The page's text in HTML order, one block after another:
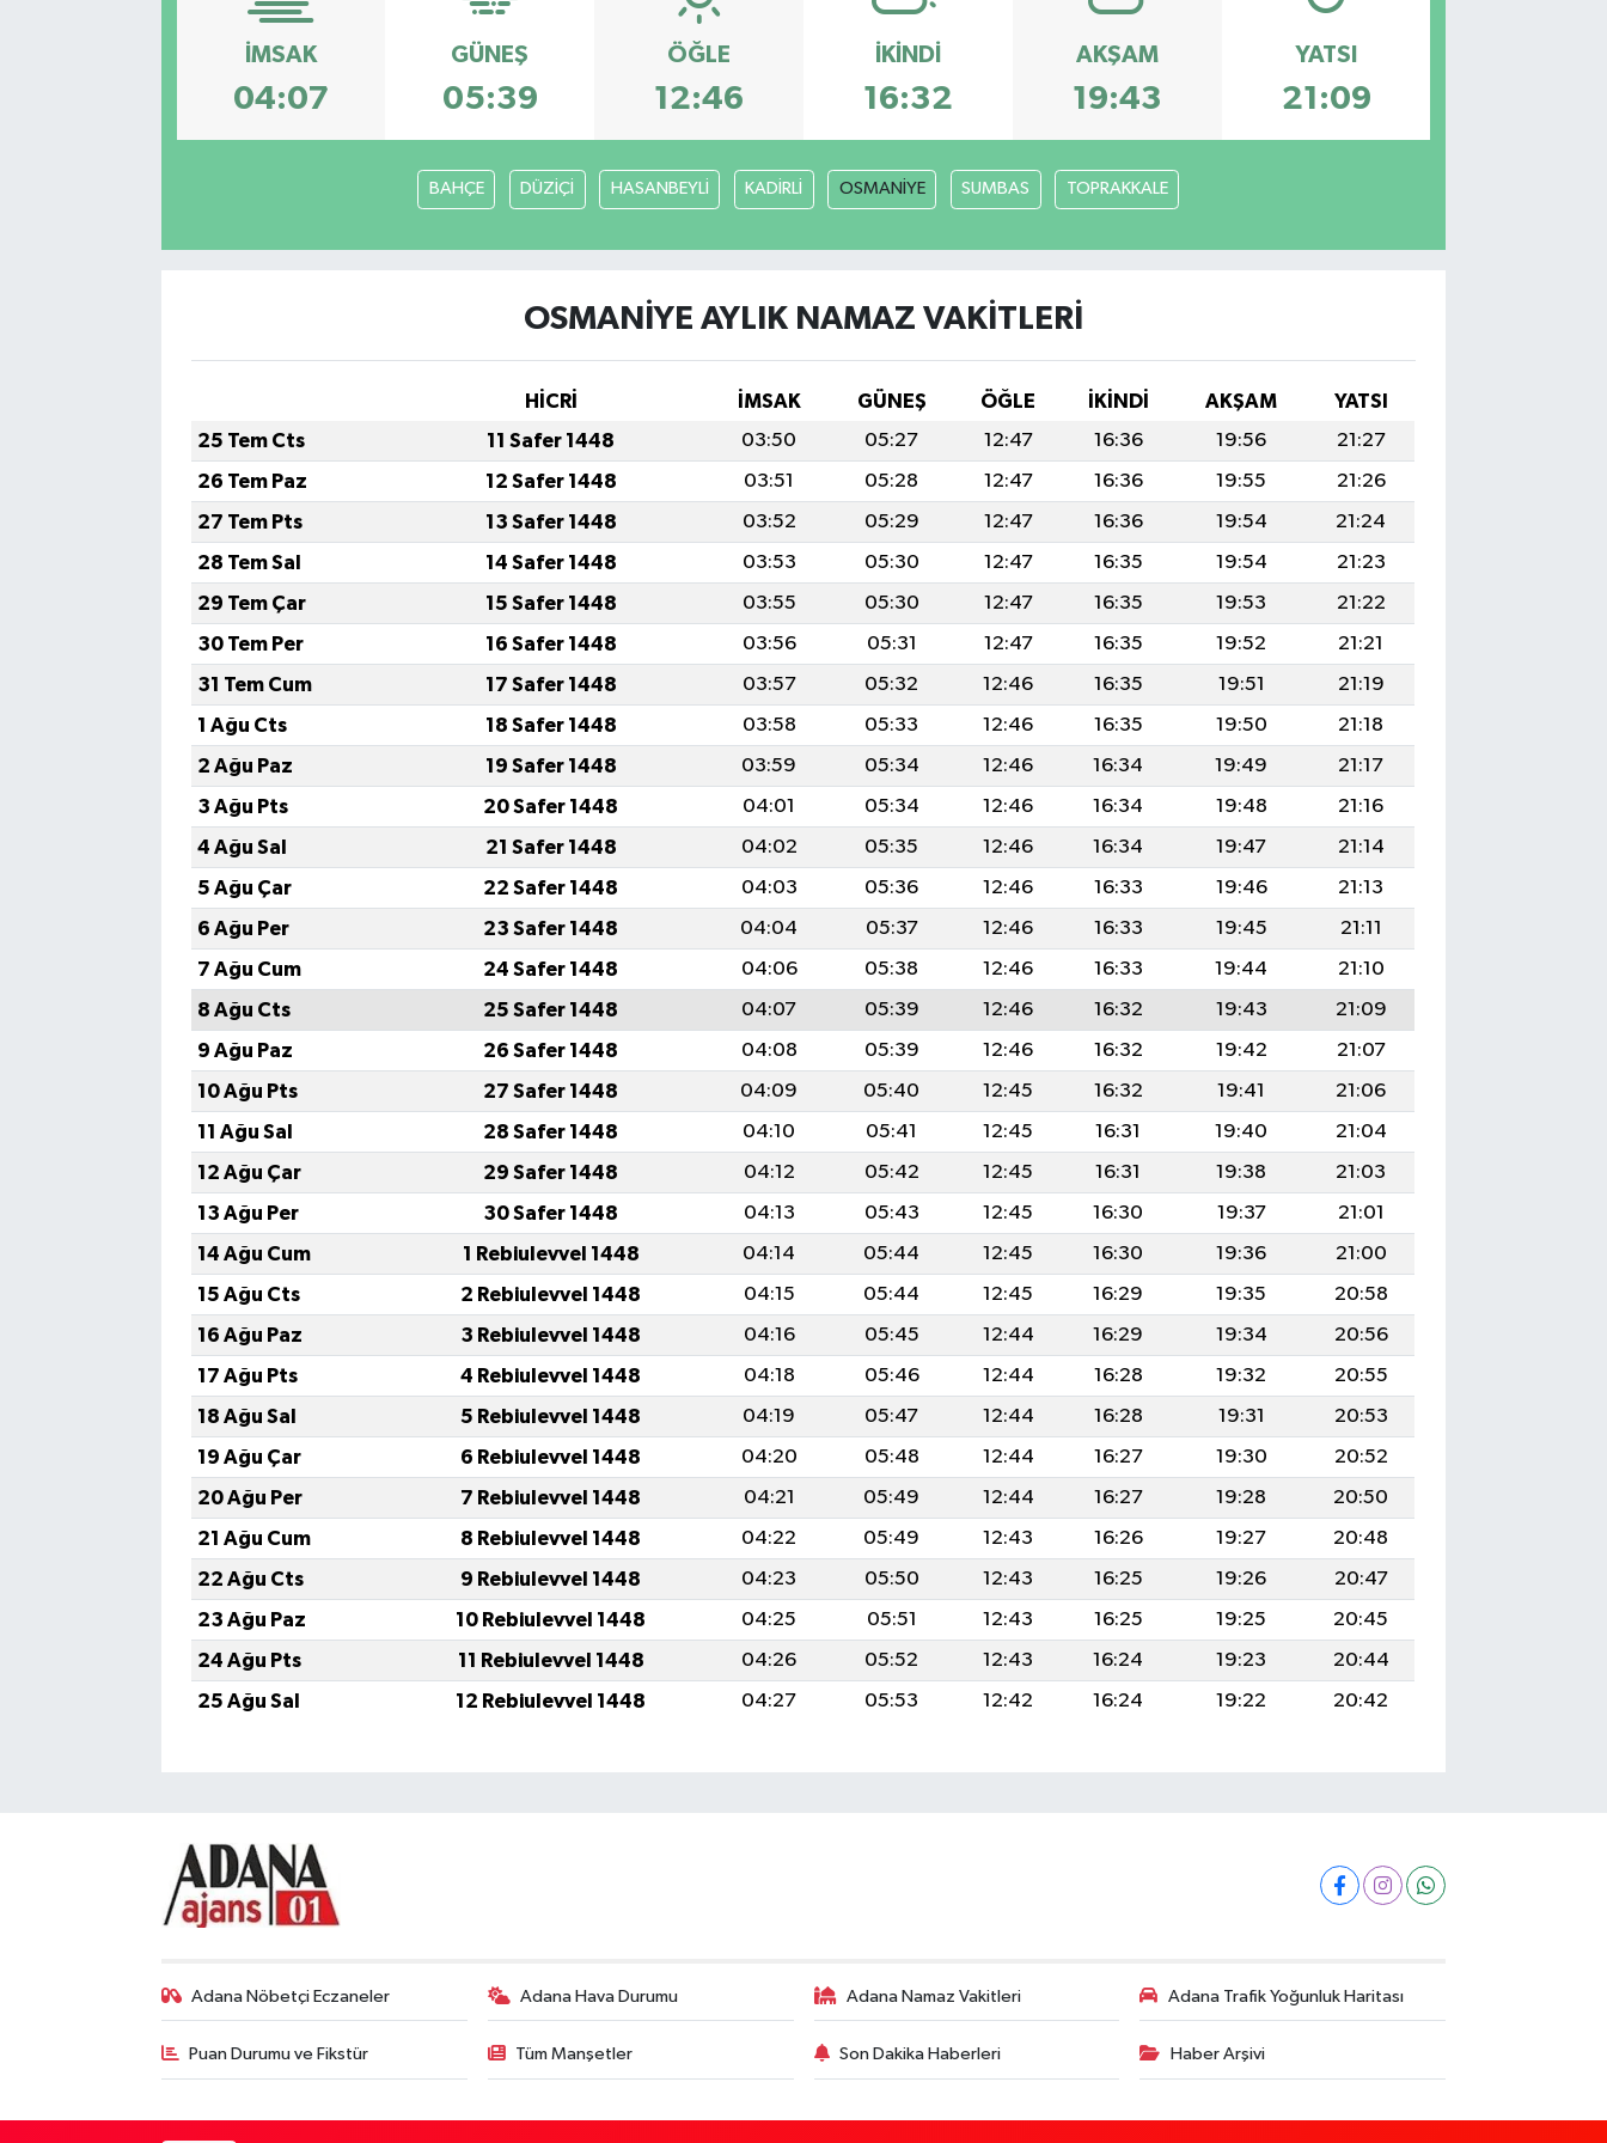
İMSAK
04:07
GÜNEŞ
05:39
ÖĞLE
12:46
İKINDI
16:32
AKŞAM
19:43
YATSI
21:09
BAHÇE DÜZİÇİ HASANBEYLİ KADİRLİ OSMANİYE SUMBAS TOPRAKKALE
OSMANİYE AYLIK NAMAZ VAKITLERI
HİCRİ İMSAK GÜNEŞ ÖĞLE İKINDI AKŞAM
YATSI
25 Tem Cts
11 Safer 1448 03:50 05:27 12:47 16:36 19:56
21:27
26 Tem Paz
12 Safer 1448 03:51 05:28 12:47 16:36 19:55
21:26
27 Tem Pts
13 Safer 1448 03:52 05:29 12:47 16:36 19:54
21:24
28 Tem Sal
14 Safer 1448 03:53 05:30 12:47 16:35 19:54
21:23
29 Tem Çar
15 Safer 1448 03:55 05:30 12:47 16:35 19:53
21:22
30 Tem Per
16 Safer 1448 03:56 05:31 12:47 16:35 19:52
21:21
31 Tem Cum
17 Safer 1448 03:57 05:32 12:46 16:35 19:51
21:19
1 Ağu Cts
18 Safer 1448 03:58 05:33 12:46 16:35 19:50
21:18
2 Ağu Paz
19 Safer 1448 03:59 05:34 12:46 16:34 19:49
21:17
3 Ağu Pts
20 Safer 1448 04:01 05:34 12:46 16:34 19:48
21:16
4 Ağu Sal
21 Safer 1448 04:02 05:35 12:46 16:34 19:47
21:14
5 Ağu Çar
22 Safer 1448 04:03 05:36 12:46 16:33 19:46
21:13
6 Ağu Per
23 Safer 1448 04:04 05:37 12:46 16:33 19:45
21:11
7 Ağu Cum
24 Safer 1448 04:06 05:38 12:46 16:33 19:44
21:10
8 Ağu Cts
25 Safer 1448 04:07 05:39 12:46 16:32 19:43
21:09
9 Ağu Paz
26 Safer 1448 04:08 05:39 12:46 16:32 19:42
21:07
10 Ağu Pts
27 Safer 1448 04:09 05:40 12:45 16:32 19:41
21:06
11 Ağu Sal
28 Safer 1448 04:10 05:41 12:45 16:31 19:40
21:04
12 Ağu Çar
29 Safer 1448 04:12 05:42 12:45 16:31 19:38
21:03
13 Ağu Per
30 Safer 1448 04:13 05:43 12:45 16:30 19:37
21:01
14 Ağu Cum
1 Rebiulevvel 1448 04:14 05:44 12:45 16:30 19:36
21:00
15 Ağu Cts
2 Rebiulevvel 1448 04:15 05:44 12:45 16:29 19:35
20:58
16 Ağu Paz
3 Rebiulevvel 1448 04:16 05:45 12:44 16:29 19:34
20:56
17 Ağu Pts
4 Rebiulevvel 1448 04:18 05:46 12:44 16:28 19:32
20:55
18 Ağu Sal
5 Rebiulevvel 1448 04:19 05:47 12:44 16:28 19:31
20:53
19 Ağu Çar
6 Rebiulevvel 1448 04:20 05:48 12:44 16:27 19:30
20:52
20 Ağu Per
7 Rebiulevvel 1448 04:21 05:49 12:44 16:27 19:28
20:50
21 Ağu Cum
8 Rebiulevvel 1448 04:22 05:49 12:43 16:26 19:27
20:48
22 Ağu Cts
9 Rebiulevvel 1448 04:23 05:50 12:43 16:25 19:26
20:47
23 Ağu Paz
10 Rebiulevvel 1448 04:25 05:51 12:43 16:25 19:25
20:45
24 Ağu Pts
11 Rebiulevvel 1448 04:26 05:52 12:43 16:24 19:23
20:44
25 Ağu Sal
12 Rebiulevvel 1448 04:27 05:53 12:42 16:24 19:22 20:42
Adana Nöbetçi Eczaneler Adana Hava Durumu Adana Namaz Vakitleri Adana Trafik Yoğunluk Haritası
Puan Durumu ve Fikstür Tüm Manşetler Son Dakika Haberleri Haber Arşivi